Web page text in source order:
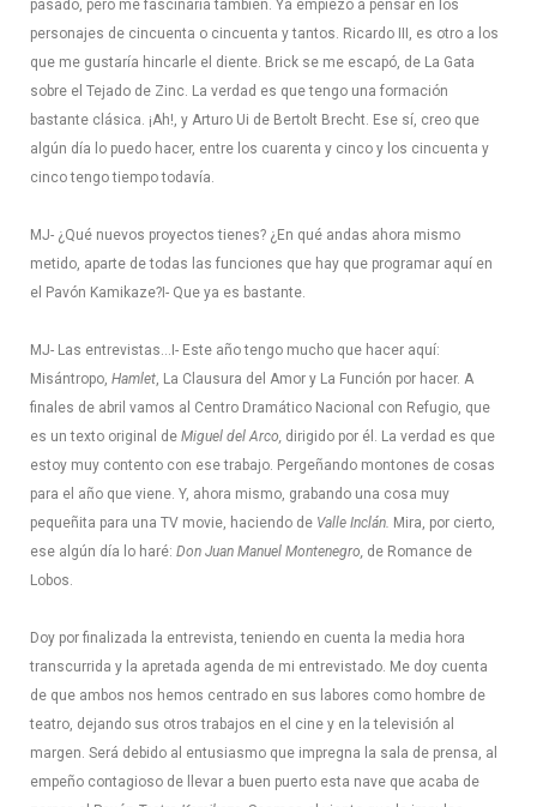
pasado, pero me fascinaría también. Ya empiezo a pensar en los
personajes de cincuenta o cincuenta y tantos. Ricardo III, es otro a los
que me gustaría hincarle el diente. Brick se me escapó, de La Gata
sobre el Tejado de Zinc. La verdad es que tengo una formación
bastante clásica. ¡Ah!, y Arturo Ui de Bertolt Brecht. Ese sí, creo que
algún día lo puedo hacer, entre los cuarenta y cinco y los cincuenta y
cinco tengo tiempo todavía.
MJ- ¿Qué nuevos proyectos tienes? ¿En qué andas ahora mismo
metido, aparte de todas las funciones que hay que programar aquí en
el Pavón Kamikaze? I- Que ya es bastante.
MJ- Las entrevistas… I- Este año tengo mucho que hacer aquí:
Misántropo, Hamlet, La Clausura del Amor y La Función por hacer. A
finales de abril vamos al Centro Dramático Nacional con Refugio, que
es un texto original de Miguel del Arco, dirigido por él. La verdad es que
estoy muy contento con ese trabajo. Pergeñando montones de cosas
para el año que viene. Y, ahora mismo, grabando una cosa muy
pequeñita para una TV movie, haciendo de Valle Inclán. Mira, por cierto,
ese algún día lo haré: Don Juan Manuel Montenegro, de Romance de
Lobos.
Doy por finalizada la entrevista, teniendo en cuenta la media hora
transcurrida y la apretada agenda de mi entrevistado. Me doy cuenta
de que ambos nos hemos centrado en sus labores como hombre de
teatro, dejando sus otros trabajos en el cine y en la televisión al
margen. Será debido al entusiasmo que impregna la sala de prensa, al
empeño contagioso de llevar a buen puerto esta nave que acaba de